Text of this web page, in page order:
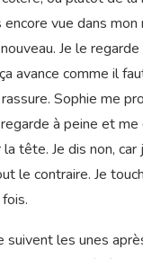
de pousser
intense. Je suis
Il sait faire !
ou plutôt de la
encore vue dans mon
Je le
avance comme il
regarde à peine et